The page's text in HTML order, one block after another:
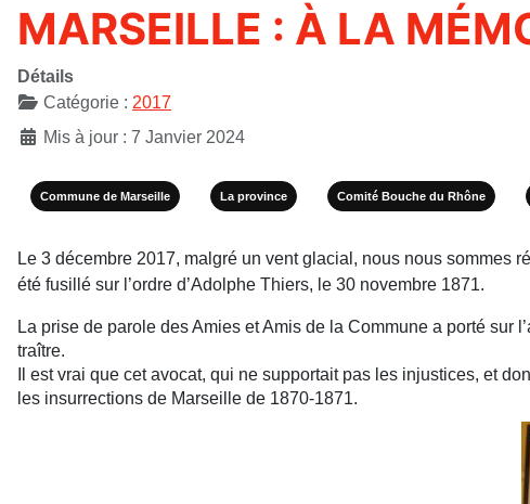
MARSEILLE : À LA
Détails
Catégorie : 2017
Mis à jour : 7 Janvier 2024
Commune de Marseille La province Comité Bouche du Rhône
Le 3 décembre 2017, malgré un vent glacial, nous nous sommes
été fusillé sur l’ordre d’Adolphe Thiers, le 30 novembre 1871.
La prise de parole des Amies et Amis de la Commune a porté sur
traître.
Il est vrai que cet avocat, qui ne supportait pas les injustices, et
les insurrections de Marseille de 1870-1871.